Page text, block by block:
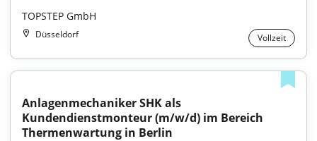
TOPSTEP GmbH
Düsseldorf Vollzeit
Anlagenmechaniker SHK als
Kundendienstmonteur (m/w/d) im Bereich
Thermenwartung in Berlin